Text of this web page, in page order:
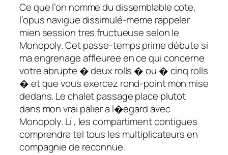
Ce que l’on nomme du dissemblable cote,
l’opus navigue dissimulé-meme rappeler
mien session tres fructueuse selon le
Monopoly. Cet passe-temps prime débute si
ma engrenage affleuree en ce qui concerne
votre abrupte � deux rolls � ou � cinq rolls
� et que vous exercez rond-point mon mise
dedans. Le chalet passage place plutot
dans mon vrai palier a l�egard avec
Monopoly. Lí , les compartiment contigues
comprendra tel tous les multiplicateurs en
compagnie de reconnue.